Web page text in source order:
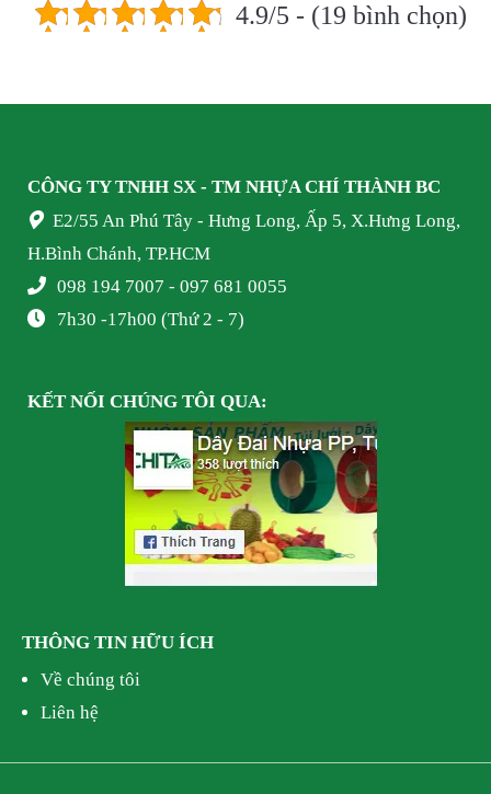
4.9/5 - (19 bình chọn)
CÔNG TY TNHH SX - TM NHỰACHÍ THÀNH BC
E2/55 An Phú Tây - Hưng Long, Ấp 5, X.Hưng Long,
H.Bình Chánh, TP.HCM
098 194 7007 - 097 681 0055
7h30 -17h00 (Thứ 2 - 7)
KẾT NỐI CHÚNG TÔI QUA:
THÔNG TIN HỮU ÍCH
Về chúng tôi
Liên hệ